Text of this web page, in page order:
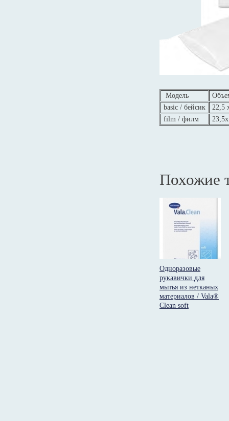
Модель
basic / бейсик
22,5
film / филм
Похожие
Одноразовые
рукавички для
мытья из нетканых
материалов / Vala®
Clean soft